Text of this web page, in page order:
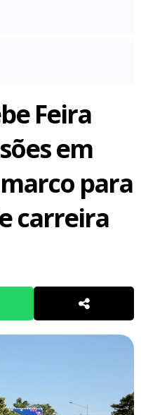
Feira
em
para
carreira